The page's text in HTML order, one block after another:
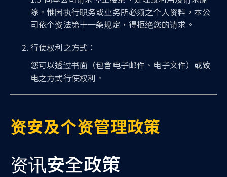
除。惟因执行职务或业务所必须之个人资料，本公
司依个资法第十一条规定，得拒绝您的请求。
行使权利之方式：
您可以透过书面（包含电子邮件、电子文件）或致
电之方式行使权利。
资安及个资管理政策
资讯安全政策